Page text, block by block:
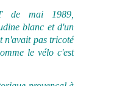
de mai 1989,
blanc et d'un
n'avait pas tricoté
le vélo c'est